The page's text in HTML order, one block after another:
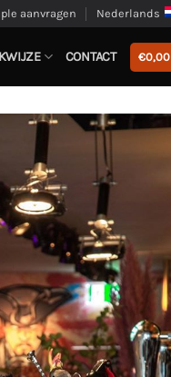
aanvragen Nederlands
CONTACT €0,00